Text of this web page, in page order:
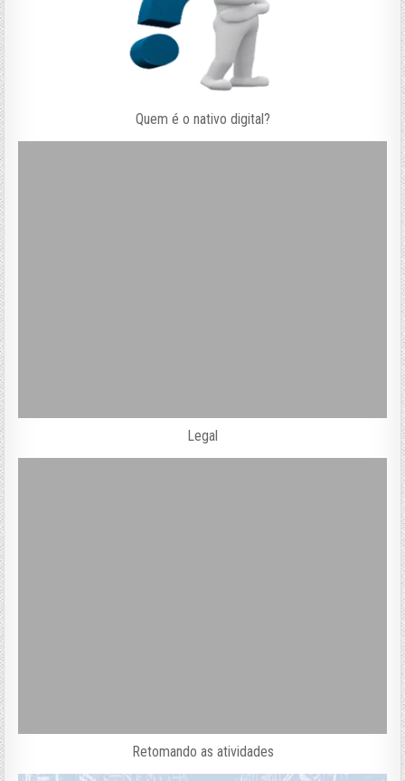
Quem é o nativo digital?
Legal
Retomando as atividades